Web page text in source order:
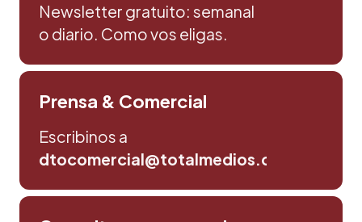
Newsletter gratuito: semanal
o diario. Como vos eligas.
Prensa & Comercial
Escribinos a
dtocomercial@totalmedios.com